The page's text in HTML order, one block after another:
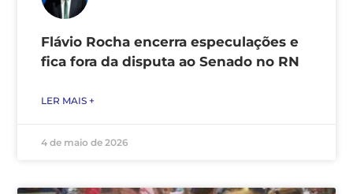
Flávio Rocha encerra especulações e
fica fora da disputa ao Senado no RN
LER MAIS +
4 de maio de 2026